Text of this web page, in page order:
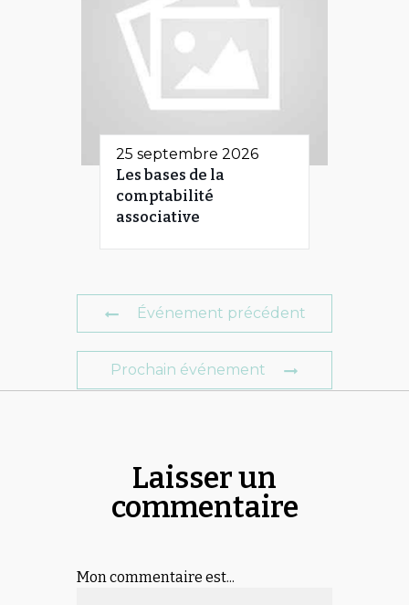
25 septembre 2026
Les bases de la
comptabilité
associative
Événement précédent
Prochain événement
Laisser un
commentaire
Mon commentaire est...